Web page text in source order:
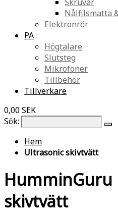
Nålfilsmatta
Elektronrör
PA
Högtalare
Slutsteg
Mikrofoner
Tillbehör
Tillverkare
0,00 SEK
Sök:
Hem
Ultrasonic skivtvätt
HumminGuru
skivtvätt